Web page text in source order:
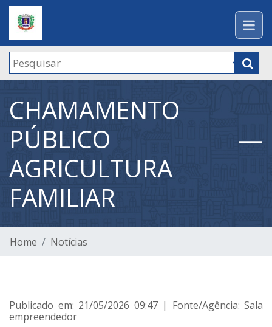
CHAMAMENTO
PÚBLICO —
AGRICULTURA
FAMILIAR
Home Notícias
Publicado em: 21/05/2026 09:47 | Fonte/Agência: Sala
empreendedor